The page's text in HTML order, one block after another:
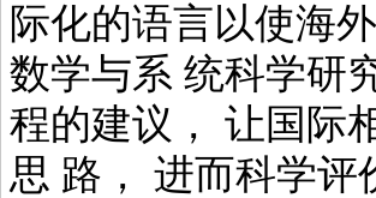
际化的语言以使海
数学与系 统科学研
程的建议， 让国际
思 路， 进而科学评